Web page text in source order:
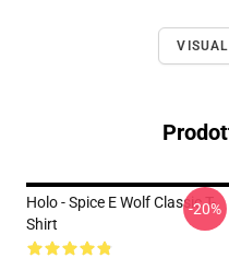
Holo - Spice E Wolf Classic T-
Shirt
-20%